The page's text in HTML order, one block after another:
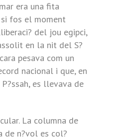
era una fita
fos el moment
del jou egipci,
en la nit del S?
pesava com un
nacional i que, en
es llevava de
La columna de
de n?vol es col?